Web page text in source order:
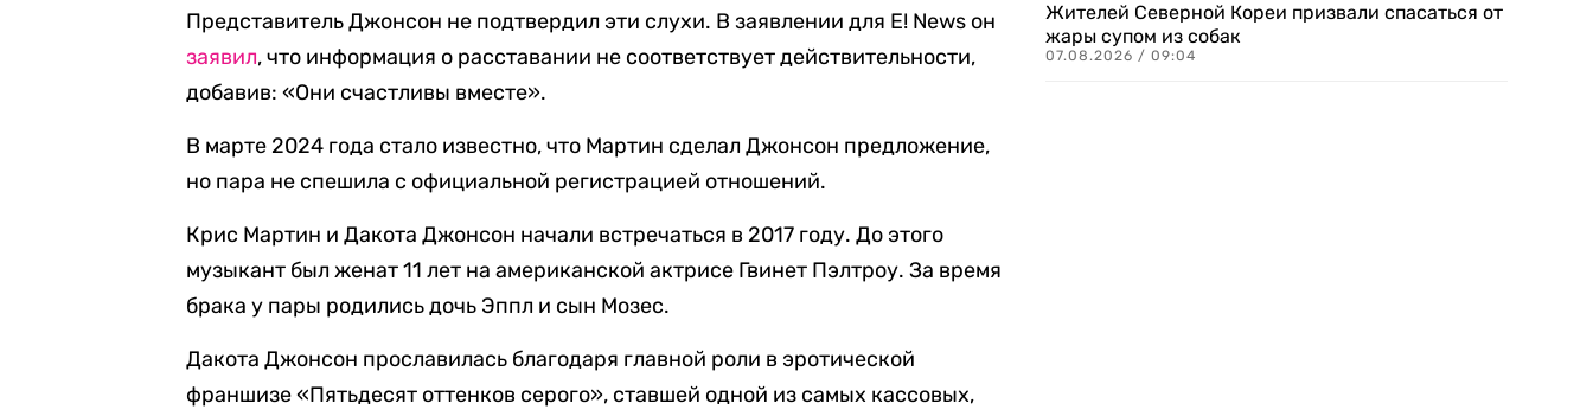
Представитель Джонсон не подтвердил эти слухи. В заявлении для E! News он
заявил, что информация о расставании не соответствует действительности,
добавив: «Они счастливы вместе».
В марте 2024 года стало известно, что Мартин сделал Джонсон предложение,
но пара не спешила с официальной регистрацией отношений.
Крис Мартин и Дакота Джонсон начали встречаться в 2017 году. До этого
музыкант был женат 11 лет на американской актрисе Гвинет Пэлтроу. За время
брака у пары родились дочь Эппл и сын Мозес.
Дакота Джонсон прославилась благодаря главной роли в эротической
франшизе «Пятьдесят оттенков серого», ставшей одной из самых кассовых,
Жителей Северной Кореи призвали спасаться от
жары супом из собак
07.08.2026 / 09:04